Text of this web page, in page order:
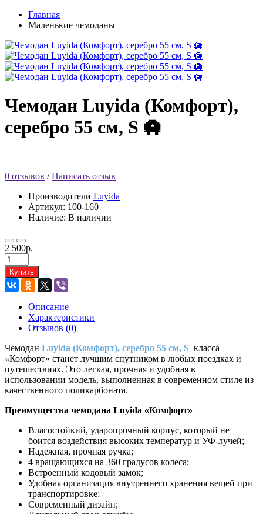
Главная
Маленькие чемоданы
Чемодан Luyida (Комфорт),
серебро 55 см, S 🛄
0 отзывов /Написать отзыв
Производители Luyida
Артикул: 100-160
Наличие: В наличии
2 500р.
Купить
Описание
Характеристики
Отзывов (0)
Чемодан Luyida (Комфорт), серебро 55 см, S класса
«Комфорт» станет лучшим спутником в любых поездках и
путешествиях. Это легкая, прочная и удобная в
использовании модель, выполненная в современном стиле из
качественного поликарбоната.
Преимущества чемодана Luyida «Комфорт»
Влагостойкий, ударопрочный корпус, который не
боится воздействия высоких температур и УФ-лучей;
Надежная, прочная ручка;
4 вращающихся на 360 градусов колеса;
Встроенный кодовый замок;
Удобная организация внутреннего хранения вещей при
транспортировке;
Современный дизайн;